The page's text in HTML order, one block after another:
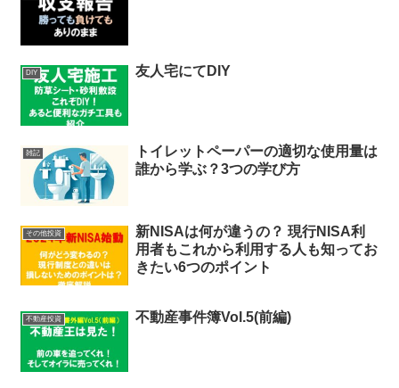
DIY 友人宅にてDIY
雑記
トイレットペーパーの適切な使用量は
誰から学ぶ？3つの学び方
その他投資
新NISAは何が違うの？ 現行NISA利
用者もこれから利用する人も知ってお
きたい6つのポイント
不動産投資 不動産事件簿Vol.5(前編)